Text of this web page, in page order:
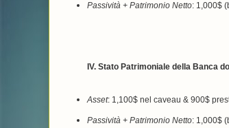
Passività + Patrimonio Netto: 1,000$
IV. Stato Patrimoniale della Banca
Asset: 1,100$ nel caveau & 900$
Passività + Patrimonio Netto: 1,000$